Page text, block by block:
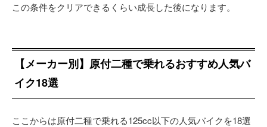
この条件をクリアできるくらい成長した後になります。
【メーカー別】原付二種で乗れるおすすめ人気バ
イク18選
ここからは原付二種で乗れる125cc以下の人気バイクを18選